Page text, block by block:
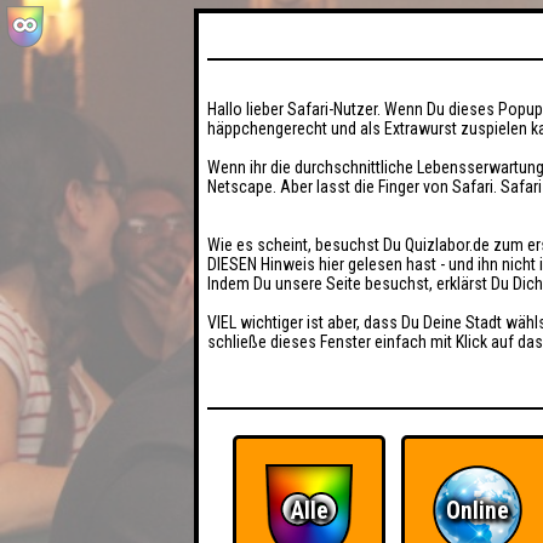
Hallo lieber Safari-Nutzer. Wenn Du dieses
häppchengerecht und als Extrawurst zuspielen
Wenn ihr die durchschnittliche
Netscape. Aber lasst die Finger von Safari.
Wie es scheint, besuchst Du Quizlabor.de zum
DIESEN Hinweis hier gelesen hast - und ihn
Indem Du unsere Seite besuchst, erklärst Du
VIEL wichtiger ist aber, dass Du Deine Stadt
schließe dieses Fenster einfach mit Klick auf
Alle Online